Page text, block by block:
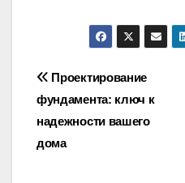
Навигация
по
записям
Проектирование
фундамента: ключ к
надежности вашего
дома